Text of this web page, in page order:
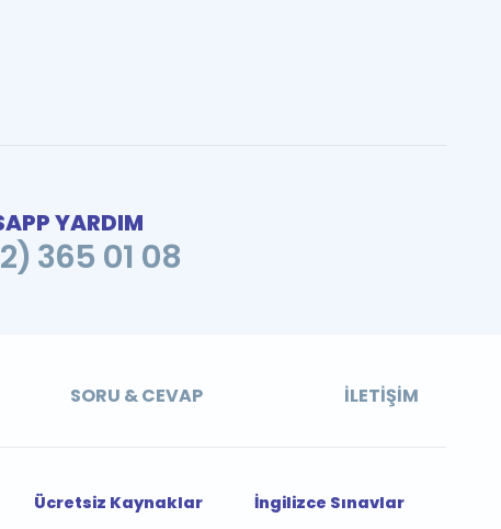
YARDIM
365 01 08
SORU & CEVAP İLETIŞIM
Ücretsiz Kaynaklar
İngilizce Sınavlar